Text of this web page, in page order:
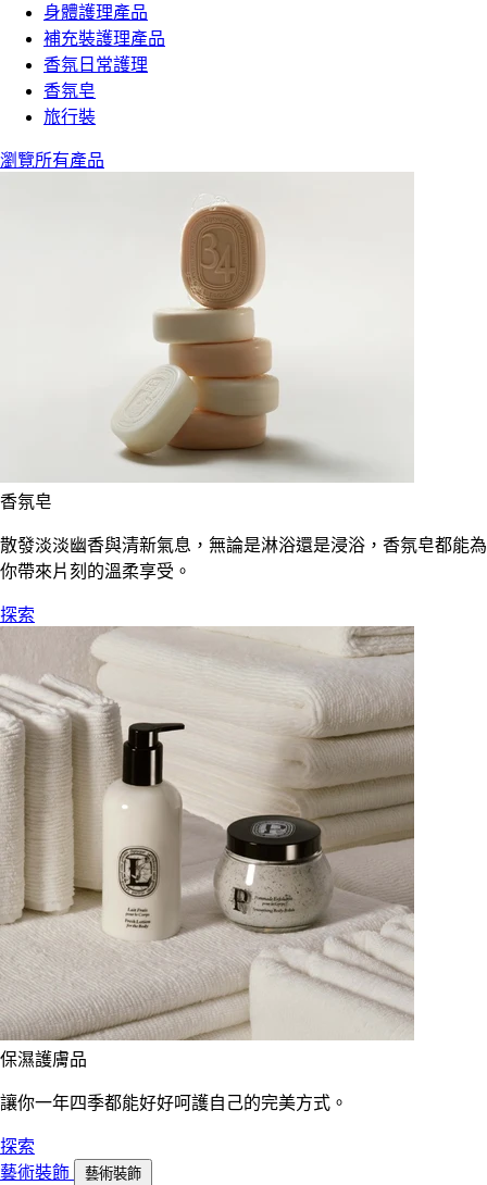
身體護理產品
補充裝護理產品
香氛日常護理
香氛皂
旅行裝
瀏覽所有產品
香氛皂
散發淡淡幽香與清新氣息，無論是淋浴還是浸浴，香氛皂都能為
你帶來片刻的溫柔享受。
探索
保濕護膚品
讓你一年四季都能好好呵護自己的完美方式。
探索
藝術裝飾
藝術裝飾